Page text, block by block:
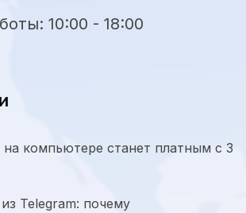
10:00 - 18:00
компьютере станет платным с 3
Telegram: почему